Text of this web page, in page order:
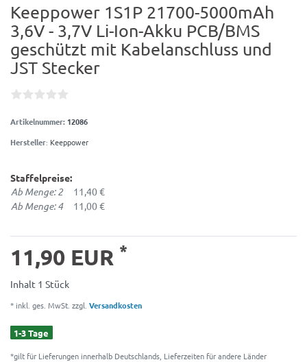
Keeppower 1S1P 21700-5000mAh
3,6V - 3,7V Li-Ion-Akku PCB/BMS
geschützt mit Kabelanschluss und
JST Stecker
Artikelnummer: 12086
Hersteller: Keeppower
Staffelpreise:
Ab Menge: 2 11,40 €
Ab Menge: 4 11,00 €
11,90 EUR *
Inhalt 1 Stück
* inkl. ges. MwSt. zzgl. Versandkosten
1-3 Tage
*gilt für Lieferungen innerhalb Deutschlands, Lieferzeiten für andere Länder